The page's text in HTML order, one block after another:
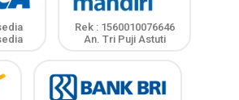
Rek : 1560010076646
An. Tri Puji Astuti